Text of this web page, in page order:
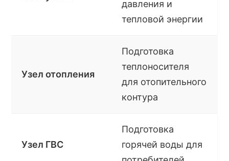
давления и
тепловой энергии
Узел отопления
Подготовка
теплоносителя
для отопительного
контура
Узел ГВС
Подготовка
горячей воды для